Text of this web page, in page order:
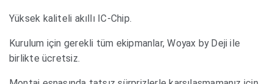
Yüksek kaliteli akıllı IC-Chip.
Kurulum için gerekli tüm ekipmanlar, Woyax by Deji ile
birlikte ücretsiz.